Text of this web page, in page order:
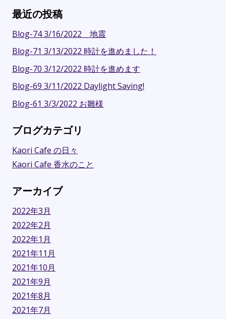
最近の投稿
Blog-74 3/16/2022 地震
Blog-71 3/13/2022 時計を進めました！
Blog-70 3/12/2022 時計を進めます
Blog-69 3/11/2022 Daylight Saving!
Blog-61 3/3/2022 お雛様
ブログカテゴリ
Kaori Cafe の日々
Kaori Cafe 香水のこと
アーカイブ
2022年3月
2022年2月
2022年1月
2021年11月
2021年10月
2021年9月
2021年8月
2021年7月